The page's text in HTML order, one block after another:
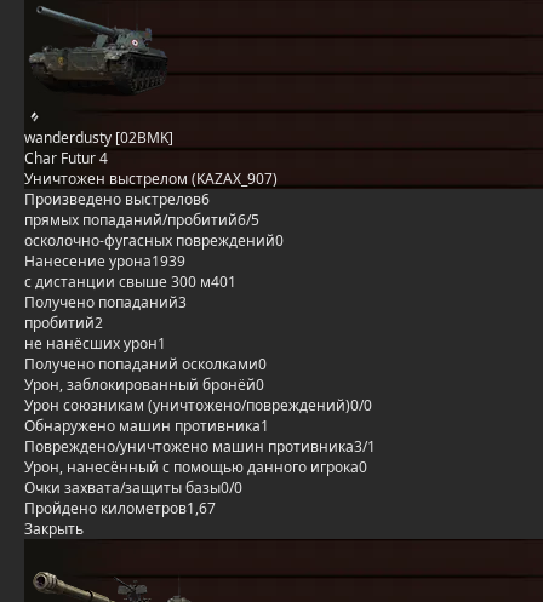
wanderdusty [02BMK]
Char Futur 4
Уничтожен выстрелом (KAZAX_907)
Произведено выстрелов6
прямых попаданий/пробитий6/5
осколочно-фугасных повреждений0
Нанесение урона1939
с дистанции свыше 300 м401
Получено попаданий3
пробитий2
не нанёсших урон1
Получено попаданий осколками0
Урон, заблокированный бронёй0
Урон союзникам (уничтожено/повреждений)0/0
Обнаружено машин противника1
Повреждено/уничтожено машин противника3/1
Урон, нанесённый с помощью данного игрока0
Очки захвата/защиты базы0/0
Пройдено километров1,67
Закрыть